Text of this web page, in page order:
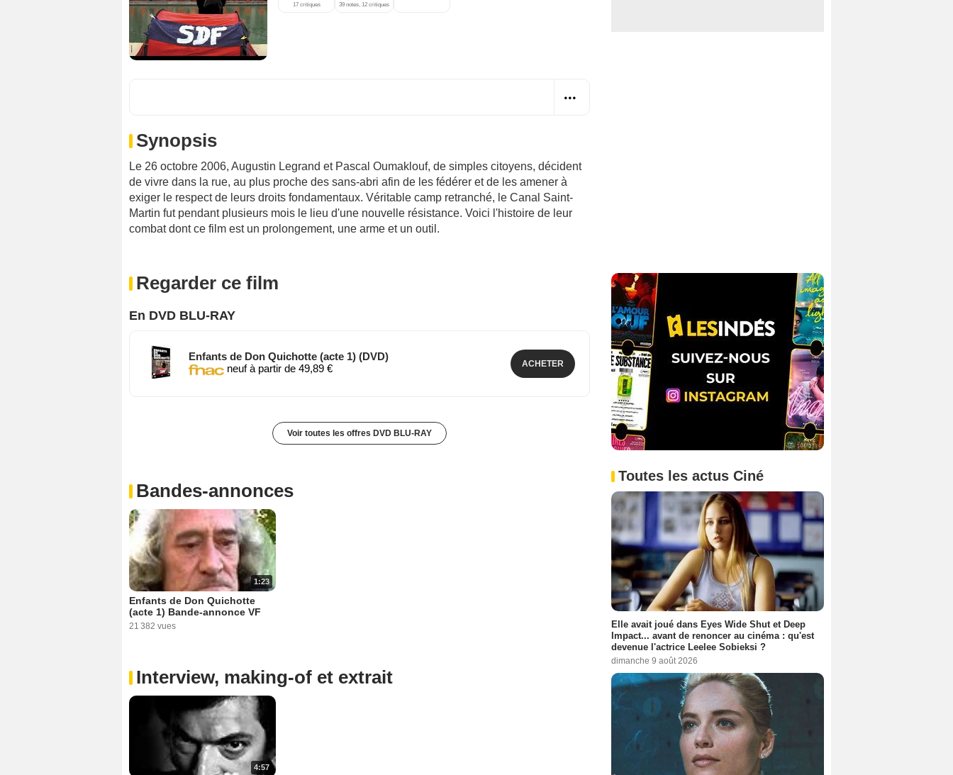
17 critiques 39 notes, 12 critiques
Synopsis
Le 26 octobre 2006, Augustin Legrand et Pascal Oumaklouf, de simples citoyens, décident
de vivre dans la rue, au plus proche des sans-abri afin de les fédérer et de les amener à
exiger le respect de leurs droits fondamentaux. Véritable camp retranché, le Canal Saint-
Martin fut pendant plusieurs mois le lieu d'une nouvelle résistance. Voici l'histoire de leur
combat dont ce film est un prolongement, une arme et un outil.
Regarder ce film
En DVD BLU-RAY
Enfants de Don Quichotte (acte 1) (DVD)
neuf à partir de 49,89 €
ACHETER
Voir toutes les offres DVD BLU-RAY
Bandes-annonces
1:23
Enfants de Don Quichotte
(acte 1) Bande-annonce VF
21 382 vues
Interview, making-of et extrait
4:57
Toutes les actus Ciné
Elle avait joué dans Eyes Wide Shut et Deep
Impact... avant de renoncer au cinéma : qu'est
devenue l'actrice Leelee Sobieksi ?
dimanche 9 août 2026